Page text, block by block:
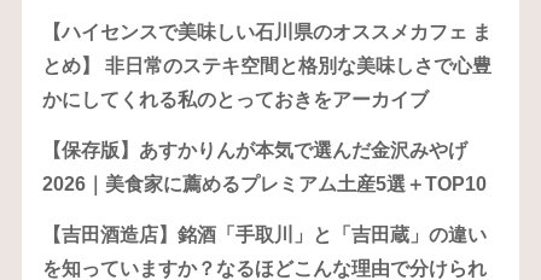
【ハイセンスで美味しい石川県のオススメカフェ ま
とめ】 非日常のステキ空間と格別な美味しさで心豊
かにしてくれる私のとっておきをアーカイブ
【保存版】あすかりんが本気で選んだ金沢みやげ
2026｜美食家に薦めるプレミアム土産5選＋TOP10
【吉田酒造店】銘酒「手取川」と「吉田蔵」の違い
を知っていますか？なるほどこんな理由で分けられ